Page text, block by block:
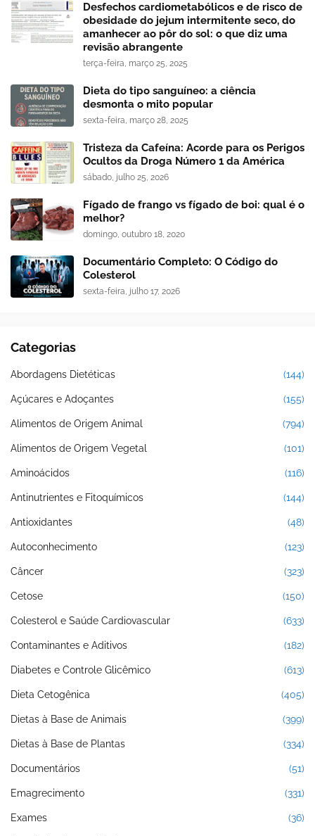
Desfechos cardiometabólicos e de risco de
obesidade do jejum intermitente seco, do
amanhecer ao pôr do sol: o que diz uma
revisão abrangente
terça-feira, março 25, 2025
Dieta do tipo sanguíneo: a ciência
desmonta o mito popular
sexta-feira, março 28, 2025
Tristeza da Cafeína: Acorde para os Perigos
Ocultos da Droga Número 1 da América
sábado, julho 25, 2026
Fígado de frango vs fígado de boi: qual é o
melhor?
domingo, outubro 18, 2020
Documentário Completo: O Código do
Colesterol
sexta-feira, julho 17, 2026
Categorias
Abordagens Dietéticas (144)
Açúcares e Adoçantes (155)
Alimentos de Origem Animal (794)
Alimentos de Origem Vegetal (101)
Aminoácidos (116)
Antinutrientes e Fitoquímicos (144)
Antioxidantes (48)
Autoconhecimento (123)
Câncer (323)
Cetose (150)
Colesterol e Saúde Cardiovascular (633)
Contaminantes e Aditivos (182)
Diabetes e Controle Glicêmico (613)
Dieta Cetogênica (405)
Dietas à Base de Animais (399)
Dietas à Base de Plantas (334)
Documentários (51)
Emagrecimento (331)
Exames (36)